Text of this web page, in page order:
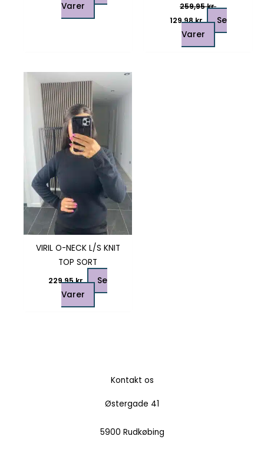
Varer
259,95kr.
129,98kr.
Se
Varer
VIRIL O-NECK L/S KNIT
TOP SORT
229,95kr.
Se
Varer
vare
varianter.
Mulighederne
kan
vælges
varesiden
Kontakt os
Østergade 41
5900 Rudkøbing